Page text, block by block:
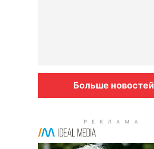
Больше новостей